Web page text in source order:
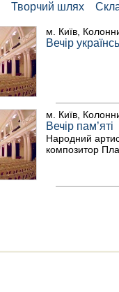
Творчий шлях
м. Київ,
Вечір
м. Київ,
Вечір пам’яті
Народний
композитор